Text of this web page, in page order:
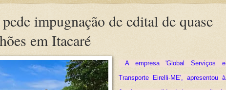
impugnação de edital de quase
em Itacaré
A empresa 'Global Serviços e
Transporte Eirelli-ME', apresentou à